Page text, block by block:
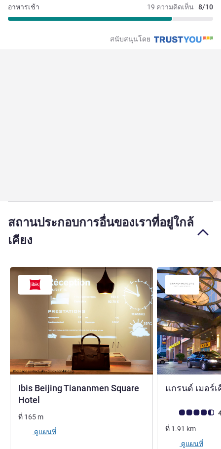
19 ความคิดเห็น 8/10
อาหารเช้า
สนับสนุนโดย
สถานประกอบการอื่นของเราที่อยู่ใกล้
เคียง
Ibis Beijing Tiananmen Square
Hotel
ที่ 165 m
ดูแผนที่
แกรนด์ เมอร์
คะแนนความคิดเ
ที่ 1.91 km
ดูแผนที่